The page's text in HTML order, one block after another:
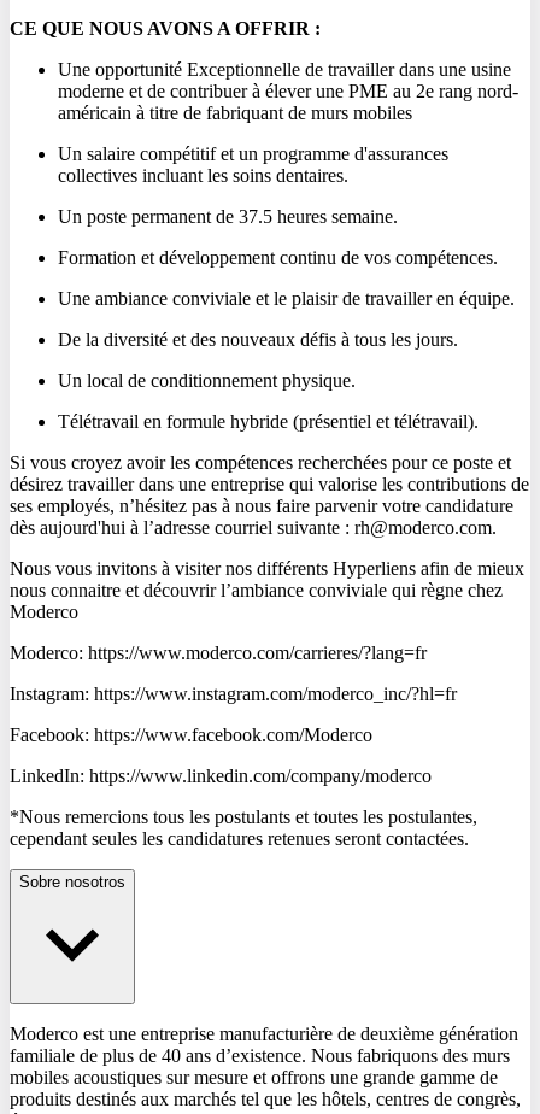
CE QUE NOUS AVONS A OFFRIR :
Une opportunité Exceptionnelle de travailler dans une usine
moderne et de contribuer à élever une PME au 2e rang nord-
américain à titre de fabriquant de murs mobiles
Un salaire compétitif et un programme d'assurances
collectives incluant les soins dentaires.
Un poste permanent de 37.5 heures semaine.
Formation et développement continu de vos compétences.
Une ambiance conviviale et le plaisir de travailler en équipe.
De la diversité et des nouveaux défis à tous les jours.
Un local de conditionnement physique.
Télétravail en formule hybride (présentiel et télétravail).
Si vous croyez avoir les compétences recherchées pour ce poste et
désirez travailler dans une entreprise qui valorise les contributions de
ses employés, n’hésitez pas à nous faire parvenir votre candidature
dès aujourd'hui à l’adresse courriel suivante : rh@moderco.com.
Nous vous invitons à visiter nos différents Hyperliens afin de mieux
nous connaitre et découvrir l’ambiance conviviale qui règne chez
Moderco
Moderco: https://www.moderco.com/carrieres/?lang=fr
Instagram: https://www.instagram.com/moderco_inc/?hl=fr
Facebook: https://www.facebook.com/Moderco
LinkedIn: https://www.linkedin.com/company/moderco
*Nous remercions tous les postulants et toutes les postulantes,
cependant seules les candidatures retenues seront contactées.
Sobre nosotros
Moderco est une entreprise manufacturière de deuxième génération
familiale de plus de 40 ans d’existence. Nous fabriquons des murs
mobiles acoustiques sur mesure et offrons une grande gamme de
produits destinés aux marchés tel que les hôtels, centres de congrès,